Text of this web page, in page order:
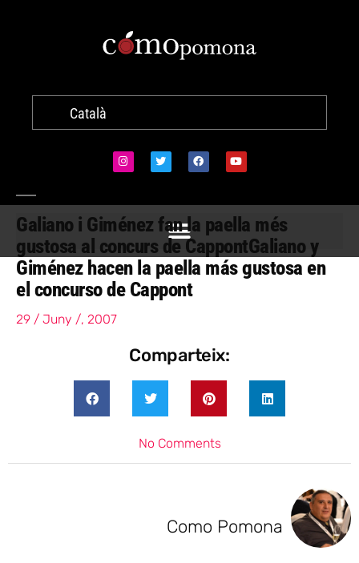
Català
Galiano i Giménez fan la paella més
gustosa al concurs de CappontGaliano y
Giménez hacen la paella más gustosa en
el concurso de Cappont
29 / Juny /, 2007
Comparteix:
No Comments
Como Pomona